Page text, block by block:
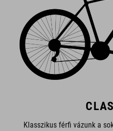
Klasszikus férfi vázunk a